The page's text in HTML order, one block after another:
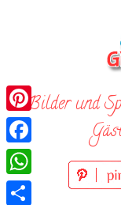
Bilder und
Pinterest
Facebook
WhatsApp